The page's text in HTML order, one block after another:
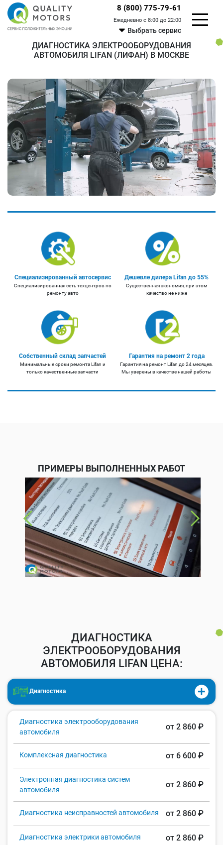
8 (800) 775-79-61
Ежедневно с 8:00 до 22:00
Выбрать сервис
ДИАГНОСТИКА ЭЛЕКТРООБОРУДОВАНИЯ
АВТОМОБИЛЯ LIFAN (ЛИФАН) В МОСКВЕ
Специализированный автосервис
Специализированная сеть техцентров по
ремонту авто
Дешевле дилера Lifan до 55%
Существенная экономия, при этом
качество не ниже
Собственный склад запчастей
Минимальные сроки ремонта Lifan и
только качественные запчасти
Гарантия на ремонт 2 года
Гарантия на ремонт Lifan до 24 месяцев.
Мы уверены в качестве нашей работы
ПРИМЕРЫ ВЫПОЛНЕННЫХ РАБОТ
ДИАГНОСТИКА
ЭЛЕКТРООБОРУДОВАНИЯ
АВТОМОБИЛЯ LIFAN ЦЕНА:
Диагностика
Диагностика электрооборудования
автомобиля
от 2 860 ₽
Комплексная диагностика от 6 600 ₽
Электронная диагностика систем
автомобиля
от 2 860 ₽
Диагностика неисправностей автомобиля от 2 860 ₽
Диагностика электрики автомобиля от 2 860 ₽